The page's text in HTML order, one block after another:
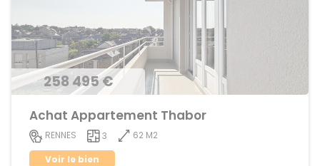
258 495 €
Achat Appartement Thabor
RENNES 3
62 M2
Voir le bien